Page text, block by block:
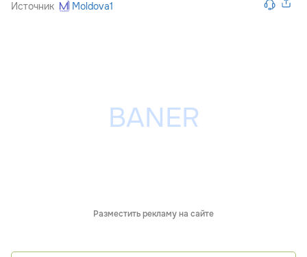
Источник Moldova1
Разместить рекламу на сайте